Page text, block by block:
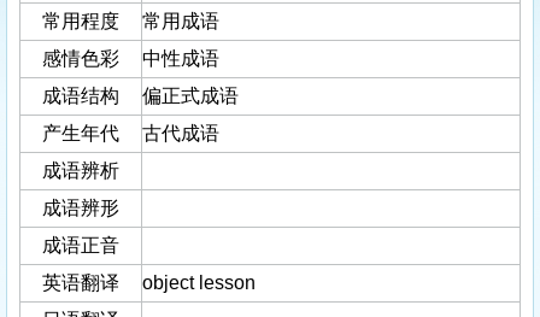
常用程度
常用成语
感情色彩
中性成语
成语结构
偏正式成语
产生年代
古代成语
成语辨析
成语辨形
成语正音
英语翻译
object lesson